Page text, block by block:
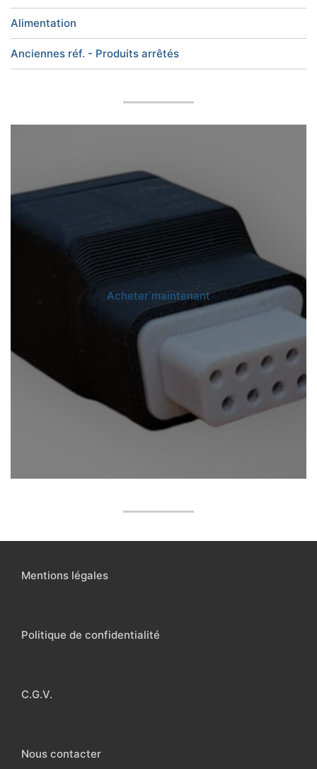
Alimentation
Anciennes réf. - Produits arrêtés
Acheter maintenant
Mentions légales
Politique de confidentialité
C.G.V.
Nous contacter